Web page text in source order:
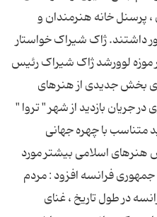
، پرسنل خانه هنرمندان و
داشتند. ژاک شیراک خواستار
لوورشد ژاک شیراک رئیس
بخش جدیدی از هنرهای
جریان بازدید از شهر " تروا "
متناسب با چهره جهانی
هنرهای اسلامی بیشتر مورد
فرانسه افزود : مردم
در طول تاریخ ، غنای